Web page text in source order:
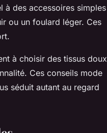
à des accessoires simples
ou un foulard léger. Ces
à choisir des tissus doux
Ces conseils mode
séduit autant au regard